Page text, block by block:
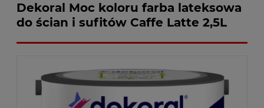
Dekoral Moc koloru farba lateksowa
do ścian i sufitów Caffe Latte 2,5L